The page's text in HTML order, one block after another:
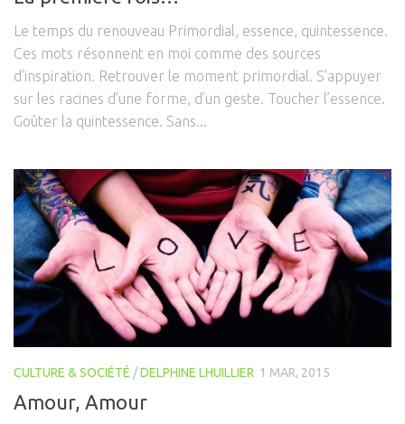
Le temps du renouveau Primordial, essence, quintessence.
Ces mots résonnent en moi comme des sources
d’inspiration. Retrouver le moment primordial. S’appuyer
sur les racines d’une forme, d’un geste. Toucher l’essence.
Goûter la quintessence. Sans...
CULTURE & SOCIÉTÉ /DELPHINE LHUILLIER 1 MAR, 2015
Amour, Amour